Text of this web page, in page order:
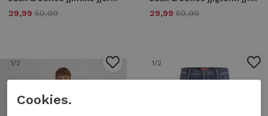
29,99 59,99
29,99 59,99
1/2 1/2
Cookies.